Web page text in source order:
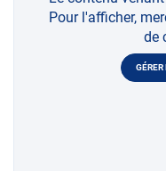
Pour l'afficher,
de